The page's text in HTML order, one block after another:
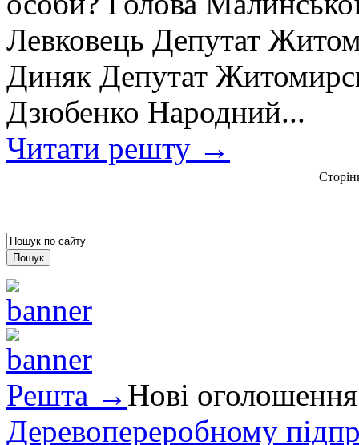
Левковець Депутат
Диняк Депутат
Дзюбенко Народний...
Читати решту →
Решта → Нові оголошення
Деревопереробному